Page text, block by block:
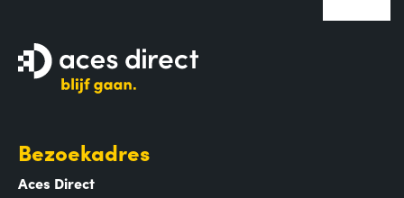
Bezoekadres
Aces Direct